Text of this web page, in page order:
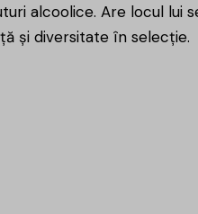
alcoolice. Are locul lui
și diversitate în selecție.